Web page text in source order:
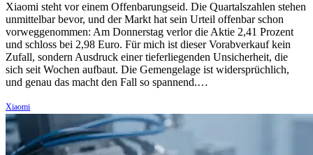
Xiaomi steht vor einem Offenbarungseid. Die Quartalszahlen stehen
unmittelbar bevor, und der Markt hat sein Urteil offenbar schon
vorweggenommen: Am Donnerstag verlor die Aktie 2,41 Prozent
und schloss bei 2,98 Euro. Für mich ist dieser Vorabverkauf kein
Zufall, sondern Ausdruck einer tieferliegenden Unsicherheit, die
sich seit Wochen aufbaut. Die Gemengelage ist widersprüchlich,
und genau das macht den Fall so spannend.…
Xiaomi